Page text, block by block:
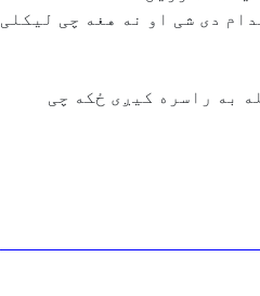
دی شی او نه هغه چی لیکلی
به راسره کیږی ځکه چی